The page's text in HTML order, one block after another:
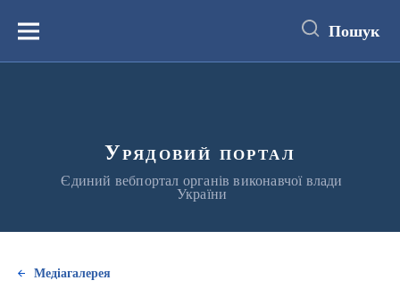
вмістуМеню Пошук
Урядовий портал
Єдиний вебпортал органів виконавчої влади
України
Медіагалерея